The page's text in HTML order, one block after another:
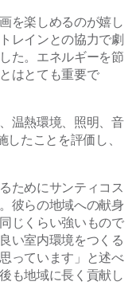
を楽しめるのが嬉し
レインとの協力で劇
た。エネルギーを節
はとても重要で
温熱環境、照明、音
たことを評価し、
ためにサンティコス
彼らの地域への献身
じくらい強いもので
い室内環境をつくる
っています」と述べ
も地域に長く貢献し